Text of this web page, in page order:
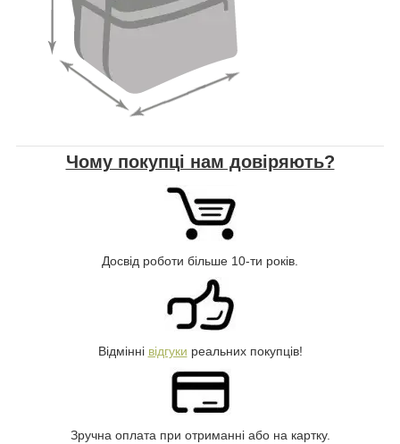
Чому покупці нам довіряють?
Досвід роботи більше 10-ти років.
Відмінні відгуки реальних покупців!
Зручна оплата при отриманні або на картку.